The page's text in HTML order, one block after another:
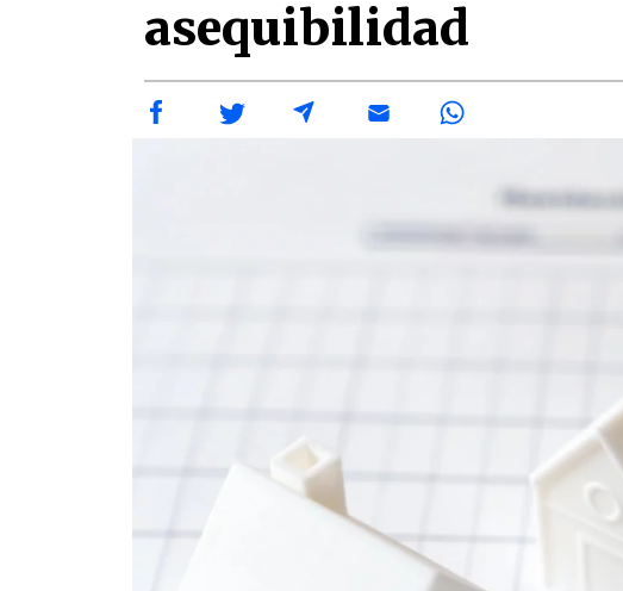
asequibilidad